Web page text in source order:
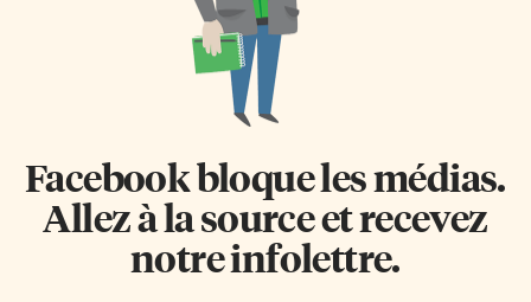
Facebook bloque les médias.
Allez à la source et recevez
notre infolettre.